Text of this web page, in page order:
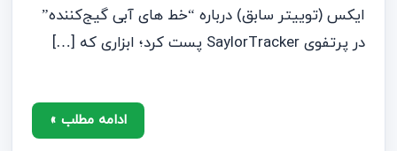
ایکس (توییتر سابق) درباره “خط‌ های آبی گیج‌کننده”
در پرتفوی SaylorTracker پست کرد؛ ابزاری که […]
ادامه مطلب »